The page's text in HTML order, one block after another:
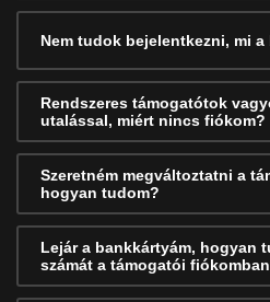
Nem tudok bejelentkezni, mi a
Rendszeres támogatótok
utalással, miért nincs fiókom?
Szeretném megváltoztatni a
hogyan tudom?
Lejár a bankkártyám, hogyan
számát a támogatói